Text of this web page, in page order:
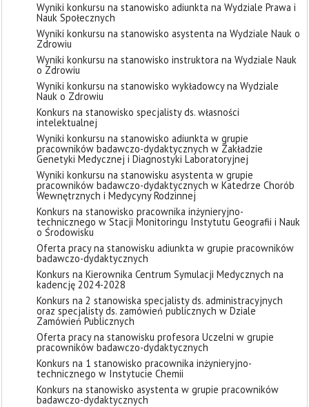
Wyniki konkursu na stanowisko adiunkta na Wydziale Prawa i
Nauk Społecznych
Wyniki konkursu na stanowisko asystenta na Wydziale Nauk o
Zdrowiu
Wyniki konkursu na stanowisko instruktora na Wydziale Nauk
o Zdrowiu
Wyniki konkursu na stanowisko wykładowcy na Wydziale
Nauk o Zdrowiu
Konkurs na stanowisko specjalisty ds. własności
intelektualnej
Wyniki konkursu na stanowisko adiunkta w grupie
pracowników badawczo-dydaktycznych w Zakładzie
Genetyki Medycznej i Diagnostyki Laboratoryjnej
Wyniki konkursu na stanowisku asystenta w grupie
pracowników badawczo-dydaktycznych w Katedrze Chorób
Wewnętrznych i Medycyny Rodzinnej
Konkurs na stanowisko pracownika inżynieryjno-
technicznego w Stacji Monitoringu Instytutu Geografii i Nauk
o Środowisku
Oferta pracy na stanowisku adiunkta w grupie pracowników
badawczo-dydaktycznych
Konkurs na Kierownika Centrum Symulacji Medycznych na
kadencję 2024-2028
Konkurs na 2 stanowiska specjalisty ds. administracyjnych
oraz specjalisty ds. zamówień publicznych w Dziale
Zamówień Publicznych
Oferta pracy na stanowisku profesora Uczelni w grupie
pracowników badawczo-dydaktycznych
Konkurs na 1 stanowisko pracownika inżynieryjno-
technicznego w Instytucie Chemii
Konkurs na stanowisko asystenta w grupie pracowników
badawczo-dydaktycznych